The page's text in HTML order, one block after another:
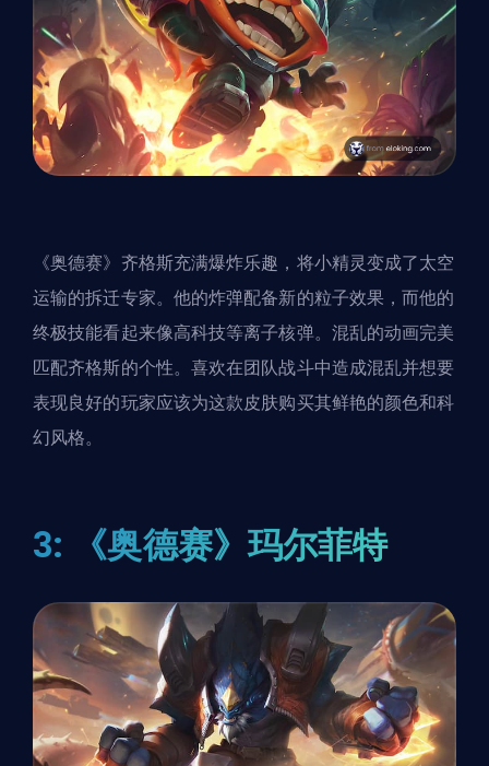
《奥德赛》齐格斯充满爆炸乐趣，将小精灵变成了太空
运输的拆迁专家。他的炸弹配备新的粒子效果，而他的
终极技能看起来像高科技等离子核弹。混乱的动画完美
匹配齐格斯的个性。喜欢在团队战斗中造成混乱并想要
表现良好的玩家应该为这款皮肤购买其鲜艳的颜色和科
幻风格。
3: 《奥德赛》玛尔菲特